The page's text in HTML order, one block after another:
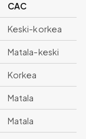
CAC
Keski-korkea
Matala-keski
Korkea
Matala
Matala